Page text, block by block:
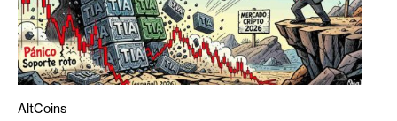
AltCoins